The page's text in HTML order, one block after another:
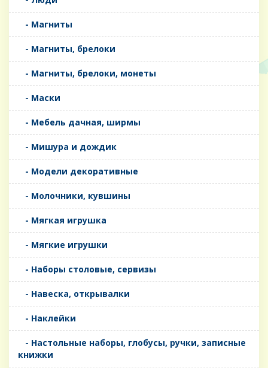
- Магниты
- Магниты, брелоки
- Магниты, брелоки, монеты
- Маски
- Мебель дачная, ширмы
- Мишура и дождик
- Модели декоративные
- Молочники, кувшины
- Мягкая игрушка
- Мягкие игрушки
- Наборы столовые, сервизы
- Навеска, открывалки
- Наклейки
- Настольные наборы, глобусы, ручки, записные
книжки